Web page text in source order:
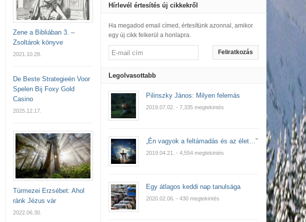
Zene a Bibliában 3. –
Zsoltárok könyve
2021.10.28.
De Beste Strategieën Voor
Spelen Bij Foxy Gold
Casino
2025.12.17.
Túrmezei Erzsébet: Ahol
ránk Jézus vár
2022.06.30.
Hírlevél értesítés új cikkekről
Ha megadod email címed, értesítünk azonnal, amikor
egy új cikk felkerül a honlapra.
Feliratkozás
Legolvasottabb
Pilinszky János: Milyen felemás
2019.07.02. - 7,335 megtekintés
„Én vagyok a feltámadás és az élet…”
2019.04.21. - 4,554 megtekintés
Egy átlagos keddi nap tanulsága
2020.02.06. - 430 megtekintés